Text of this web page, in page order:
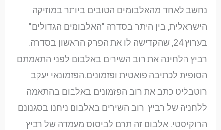
נחשב לאחד מהאלבומים הטובים ביותר במוזיקה
הישראלית, בין היתר בסדרה "האלבומים הגדולים"
בערוץ 24, שהקדישה לו את הפרק הראשון בסדרה.
רביץ הלחינה את רוב השירים באלבום לפני התאמתם
הסופית לכתיבה פואטית ופזמונים.הפזמונאי יעקב
רוטבליט כתב את רוב הפזמונים באלבום בהתאמה
ללחניה של רביץ. רוב השירים באלבום ניחנו בסגנונם
הרוקיסטי. אלבום זה תרם לביסוס מעמדה של רביץ